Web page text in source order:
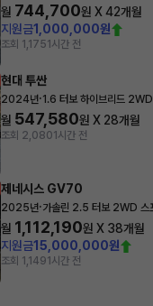
월 744,700원 X42개월
지원금1,000,000원
조회 1,1751시간 전
현대 투싼
2024년·1.6 터보 하이브리드
월 547,580원 X 28개월
조회 2,0801시간 전
제네시스 GV70
2025년·가솔린 2.5 터보 2WD 스
월 1,112,190원 X 38개월
지원금15,000,000원
조회 1,1491시간 전